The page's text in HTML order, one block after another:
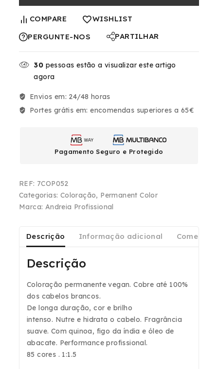
COMPARE
WISHLIST
PERGUNTE-NOS
PARTILHAR
30 pessoas estão a visualizar este artigo
agora
Envios em: 24/48 horas
Portes grátis em:encomendas superiores a 65€
Pagamento Seguro e Protegido
REF: 7COP052
Categorias: Coloração, Permanent Color
Marca: Andreia Profissional
Descrição Informação adicional
Descrição
Coloração permanente vegan. Cobre até 100%
dos cabelos brancos.
Delonga duração, cor e brilho
intenso. Nutre e hidrata o cabelo. Fragrância
suave. Com quinoa, figo da índia e óleo de
abacate. Performance profissional.
85 cores . 1:1.5